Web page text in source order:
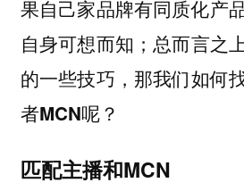
果自己家品牌有同质化产
自身可想而知；总而言之
的一些技巧， 那我们如何
者MCN呢？
匹配主播和MCN